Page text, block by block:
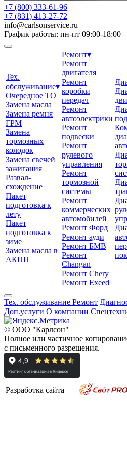
+7 (800) 333-61-96
+7 (831) 413-27-72
info@carlsonservice.ru
График работы: пн-пт 09:00-18:00
Тех.
обслуживание▾
Очередное ТО
Замена масла
Замена ремня
ГРМ
Замена
тормозных
колодок
Замена свечей
зажигания
Развал-
схождение
Пакет
подготовка к
лету
Пакет
подготовка к
зиме
Замена масла в
АКПП
Ремонт▾
Ремонт
двигателя
Ремонт
коробки
передач
Ремонт
автоэлектрики
Ремонт
подвески
Ремонт
рулевого
управления
Ремонт
тормозной
системы
Ремонт
коммерческих
автомобилей
Ремонт Форд
Ремонт ауди
Ремонт БМВ
Ремонт
Changan
Ремонт Chery
Ремонт Exeed
Тех. обслуживание Ремонт
Доп.услуги О компании
© ООО "Карлсон"
Полное или частичное
с письменного разрешения.
Разработка сайта —